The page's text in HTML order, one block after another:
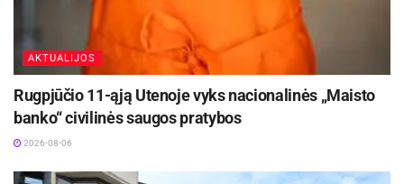
AKTUALIJOS
Rugpjūčio 11-ąją Utenoje vyks nacionalinės „Maisto
banko“ civilinės saugos pratybos
2026-08-06